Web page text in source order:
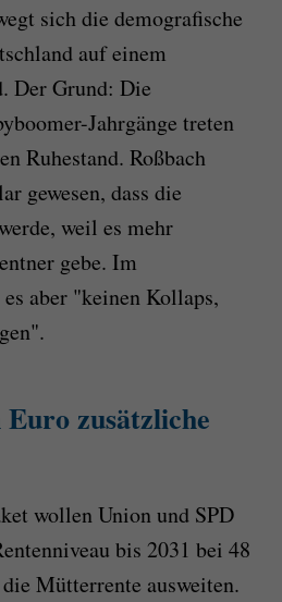
sich die demografische
auf einem
Der Grund: Die
Jahrgänge treten
Ruhestand. Roßbach
gewesen, dass die
weil es mehr
gebe. Im
aber "keinen Kollaps,
zusätzliche
wollen Union und SPD
bis 2031 bei 48
Mütterrente ausweiten.